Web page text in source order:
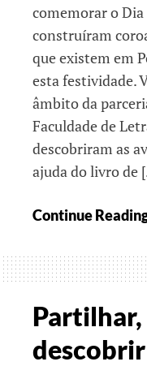
comemorar o Dia
construíram
que existem em
esta festividade.
âmbito da
Faculdade de
descobriram as
ajuda do livro de
Continue
descobrir